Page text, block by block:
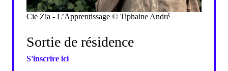
Cie Zia - L’Apprentissage © Tiphaine André
Sortie de résidence
S'inscrire ici